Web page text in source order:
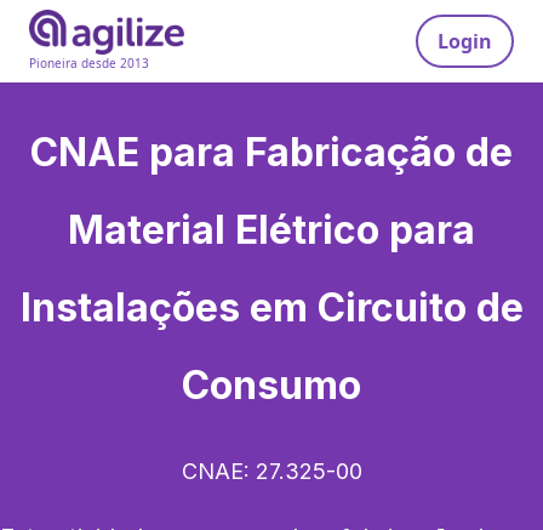
Pioneira desde 2013
Login
CNAE para Fabricação de
Material Elétrico para
Instalações em Circuito de
Consumo
CNAE: 27.325-00